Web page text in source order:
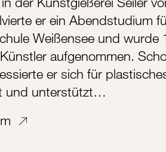
er ein Abendstudium
Weißensee und wurde
aufgenommen.
er sich für
und unterstützt…